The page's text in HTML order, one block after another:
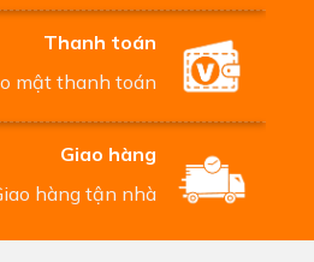
Thanh toán
mật thanh toán
Giao hàng
hàng tận nhà